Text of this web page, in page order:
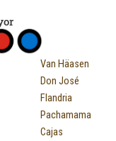
Van Häasen
Don José
Flandria
Pachamama
Cajas